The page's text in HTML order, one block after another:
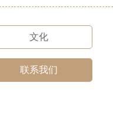
文化
联系我们